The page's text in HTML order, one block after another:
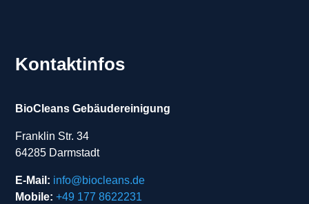
Kontaktinfos
BioCleans Gebäudereinigung
Franklin Str. 34
64285 Darmstadt
E-Mail: info@biocleans.de
Mobile: +49 177 8622231